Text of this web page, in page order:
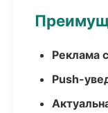
Реклама
Push-